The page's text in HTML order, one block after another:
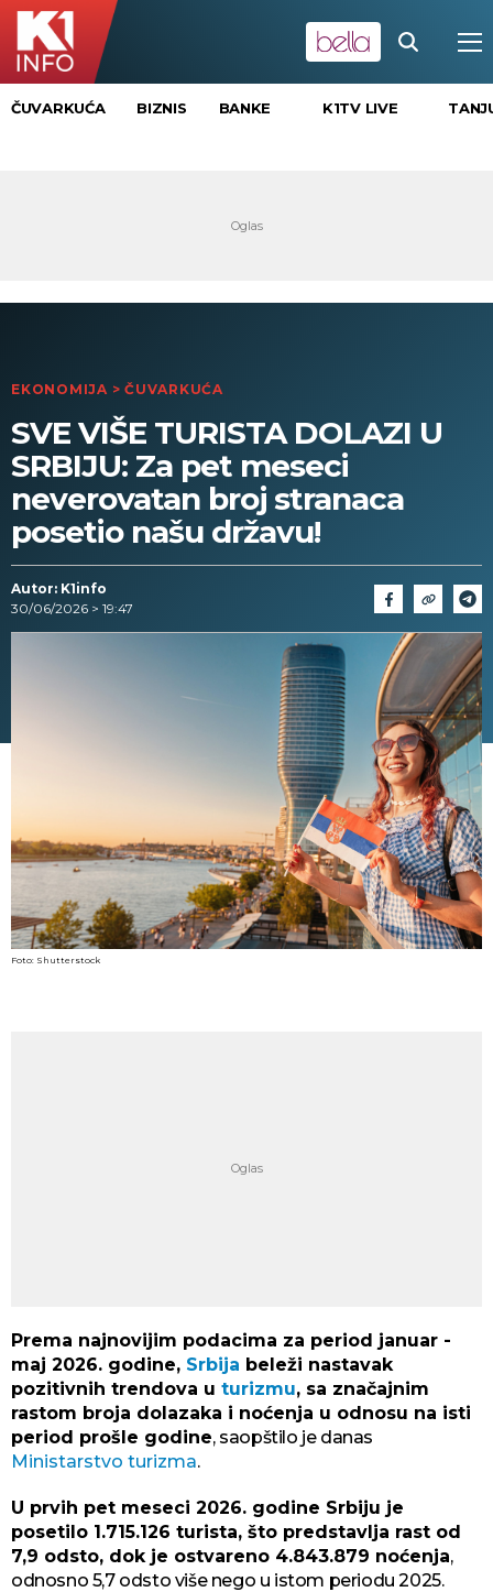
ČUVARKUĆA BIZNIS BANKE K1TV LIVE
EKONOMIJA > ČUVARKUĆA
SVE VIŠE TURISTA DOLAZI U
SRBIJU: Za pet meseci
neverovatan broj stranaca
posetio našu državu!
Autor: K1info
30/06/2026 > 19:47
Foto: Shutterstock
Prema najnovijim podacima za period januar -
maj 2026. godine, Srbija beleži nastavak
pozitivnih trendova u turizmu, sa značajnim
rastom broja dolazaka i noćenja u odnosu na isti
period prošle godine, saopštilo je danas
Ministarstvo turizma.
U prvih pet meseci 2026. godine Srbiju je
posetilo 1.715.126 turista, što predstavlja rast od
7,9 odsto, dok je ostvareno 4.843.879 noćenja,
odnosno 5,7 odsto više nego u istom periodu 2025.